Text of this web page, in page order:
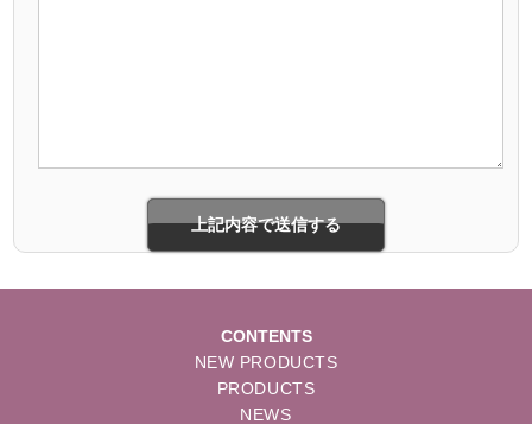
CONTENTS
NEW PRODUCTS
PRODUCTS
NEWS